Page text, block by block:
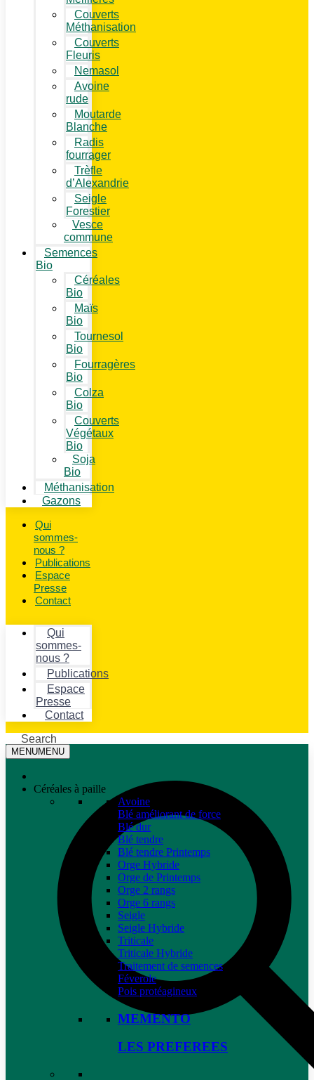
Couverts
Méthanisation
Couverts
Fleuris
Nemasol
Avoine
rude
Moutarde
Blanche
Radis
fourrager
Trèfle
d’Alexandrie
Seigle
Forestier
Vesce
commune
Semences
Bio
Céréales
Bio
Maïs
Bio
Tournesol
Bio
Fourragères
Bio
Colza
Bio
Couverts
Végétaux
Bio
Soja
Bio
Méthanisation
Gazons
Qui
sommes-
nous ?
Publications
Espace
Presse
Contact
Qui
sommes-
nous ?
Publications
Espace
Presse
Contact
Search
MENUMENU
Céréales à paille
Avoine
Blé améliorant de force
Blé dur
Blé tendre
Blé tendre Printemps
Orge Hybride
Orge de Printemps
Orge 2 rangs
Orge 6 rangs
Seigle
Seigle Hybride
Triticale
Triticale Hybride
Traitement de semences
Féverole
Pois protéagineux
MEMENTO
LES PREFEREES